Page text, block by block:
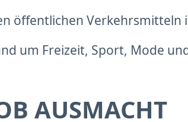
öffentlichen Verkehrsmitteln
um Freizeit, Sport, Mode
AUSMACHT